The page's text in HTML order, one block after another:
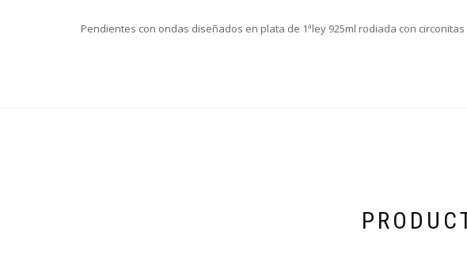
Pendientes con ondas diseñados en plata de 1ªley 925ml rodiada con